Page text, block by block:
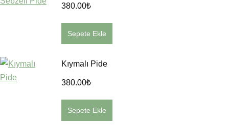
380.00₺
Sepete Ekle
Kıymalı Pide
380.00₺
Sepete Ekle